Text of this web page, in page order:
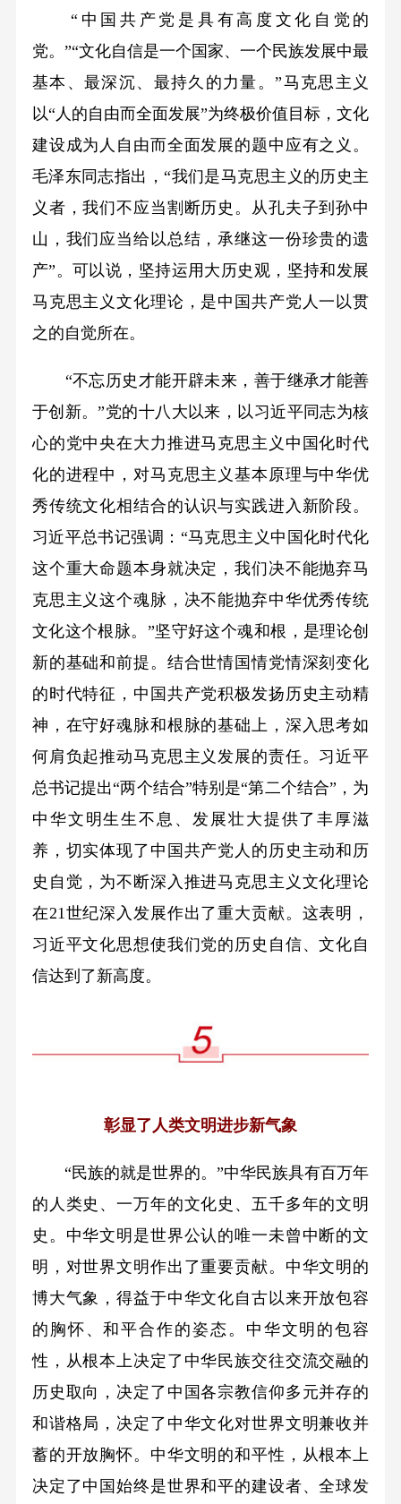
“中国共产党是具有高度文化自觉的
党。”“文化自信是一个国家、一个民族发展中最
基本、最深沉、最持久的力量。”马克思主义
以“人的自由而全面发展”为终极价值目标，文化
建设成为人自由而全面发展的题中应有之义。
毛泽东同志指出，“我们是马克思主义的历史主
义者，我们不应当割断历史。从孔夫子到孙中
山，我们应当给以总结，承继这一份珍贵的遗
产”。可以说，坚持运用大历史观，坚持和发展
马克思主义文化理论，是中国共产党人一以贯
之的自觉所在。
“不忘历史才能开辟未来，善于继承才能善
于创新。”党的十八大以来，以习近平同志为核
心的党中央在大力推进马克思主义中国化时代
化的进程中，对马克思主义基本原理与中华优
秀传统文化相结合的认识与实践进入新阶段。
习近平总书记强调：“马克思主义中国化时代化
这个重大命题本身就决定，我们决不能抛弃马
克思主义这个魂脉，决不能抛弃中华优秀传统
文化这个根脉。”坚守好这个魂和根，是理论创
新的基础和前提。结合世情国情党情深刻变化
的时代特征，中国共产党积极发扬历史主动精
神，在守好魂脉和根脉的基础上，深入思考如
何肩负起推动马克思主义发展的责任。习近平
总书记提出“两个结合”特别是“第二个结合”，为
中华文明生生不息、发展壮大提供了丰厚滋
养，切实体现了中国共产党人的历史主动和历
史自觉，为不断深入推进马克思主义文化理论
在21世纪深入发展作出了重大贡献。这表明，
习近平文化思想使我们党的历史自信、文化自
信达到了新高度。
彰显了人类文明进步新气象
“民族的就是世界的。”中华民族具有百万年
的人类史、一万年的文化史、五千多年的文明
史。中华文明是世界公认的唯一未曾中断的文
明，对世界文明作出了重要贡献。中华文明的
博大气象，得益于中华文化自古以来开放包容
的胸怀、和平合作的姿态。中华文明的包容
性，从根本上决定了中华民族交往交流交融的
历史取向，决定了中国各宗教信仰多元并存的
和谐格局，决定了中华文化对世界文明兼收并
蓄的开放胸怀。中华文明的和平性，从根本上
决定了中国始终是世界和平的建设者、全球发